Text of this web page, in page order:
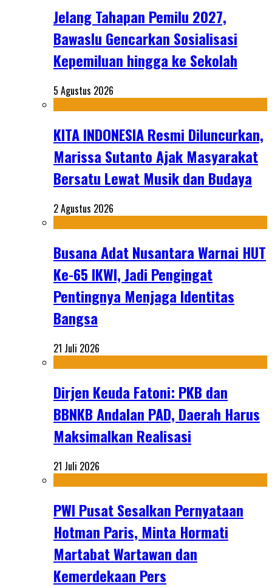
Jelang Tahapan Pemilu 2027,
Bawaslu Gencarkan Sosialisasi
Kepemiluan hingga ke Sekolah
5 Agustus 2026
KITA INDONESIA Resmi Diluncurkan,
Marissa Sutanto Ajak Masyarakat
Bersatu Lewat Musik dan Budaya
2 Agustus 2026
Busana Adat Nusantara Warnai HUT
Ke-65 IKWI, Jadi Pengingat
Pentingnya Menjaga Identitas
Bangsa
21 Juli 2026
Dirjen Keuda Fatoni: PKB dan
BBNKB Andalan PAD, Daerah Harus
Maksimalkan Realisasi
21 Juli 2026
PWI Pusat Sesalkan Pernyataan
Hotman Paris, Minta Hormati
Martabat Wartawan dan
Kemerdekaan Pers